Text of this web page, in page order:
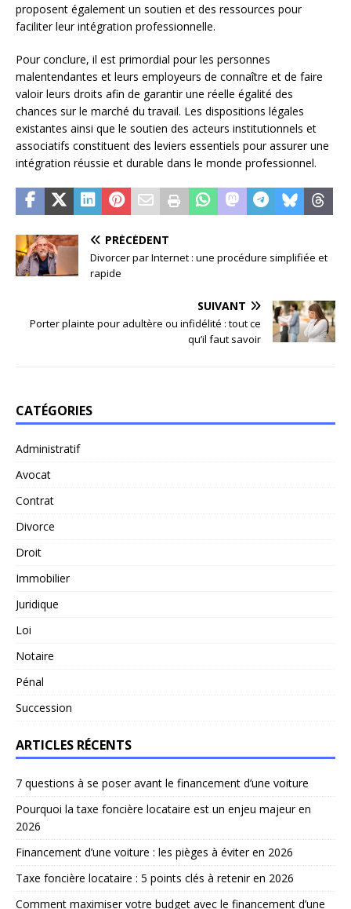
proposent également un soutien et des ressources pour
faciliter leur intégration professionnelle.
Pour conclure, il est primordial pour les personnes
malentendantes et leurs employeurs de connaître et de faire
valoir leurs droits afin de garantir une réelle égalité des
chances sur le marché du travail. Les dispositions légales
existantes ainsi que le soutien des acteurs institutionnels et
associatifs constituent des leviers essentiels pour assurer une
intégration réussie et durable dans le monde professionnel.
PRÉCÉDENT
Divorcer par Internet : une procédure simplifiée et
rapide
SUIVANT
Porter plainte pour adultère ou infidélité : tout ce
qu’il faut savoir
CATÉGORIES
Administratif
Avocat
Contrat
Divorce
Droit
Immobilier
Juridique
Loi
Notaire
Pénal
Succession
ARTICLES RÉCENTS
7 questions à se poser avant le financement d’une voiture
Pourquoi la taxe foncière locataire est un enjeu majeur en
2026
Financement d’une voiture : les pièges à éviter en 2026
Taxe foncière locataire : 5 points clés à retenir en 2026
Comment maximiser votre budget avec le financement d’une